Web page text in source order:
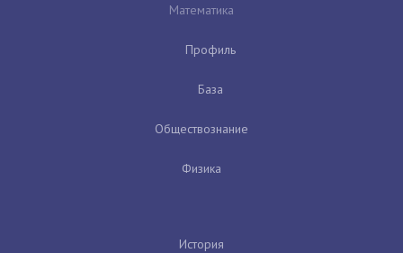
Математика
Профиль
База
Обществознание
Физика
История